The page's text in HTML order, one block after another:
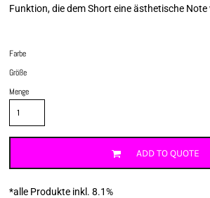
Funktion, die dem Short eine ästhetische Note
Farbe
Größe
Menge
ADD TO QUOTE
*alle Produkte inkl. 8.1%